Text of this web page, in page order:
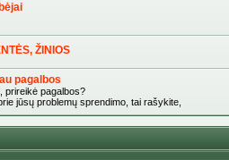
ŽINIOS
pagalbos
prireikė pagalbos?
jūsų problemų sprendimo, tai rašykite,